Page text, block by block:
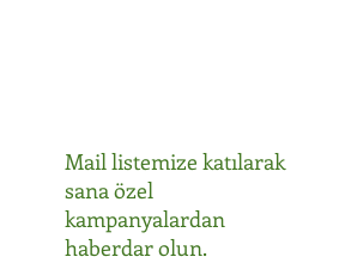
Mail listemize katılarak
sana özel
kampanyalardan
haberdar olun.